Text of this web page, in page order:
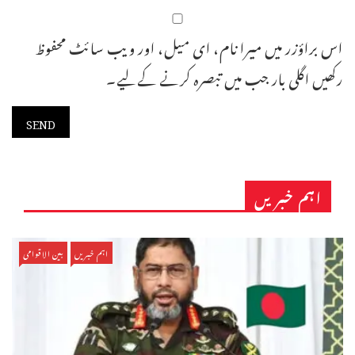
اس براؤزر میں میرا نام، ای میل، اور ویب سائٹ محفوظ
رکھیں اگلی بار جب میں تبصرہ کرنے کےلیے۔
اہم خبریں
اہم خبریں بین الاقوامی